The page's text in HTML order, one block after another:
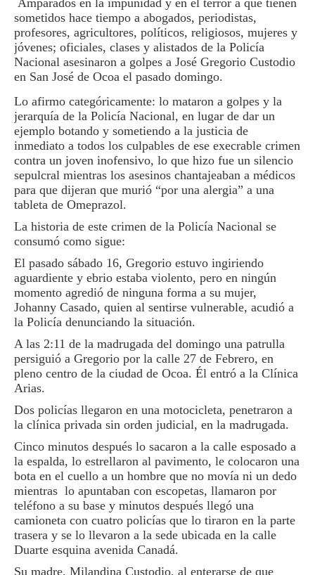
sometidos hace tiempo a abogados, periodistas,
profesores, agricultores, políticos, religiosos, mujeres y
jóvenes; oficiales, clases y alistados de la Policía
Nacional asesinaron a golpes a José Gregorio Custodio
en San José de Ocoa el pasado domingo.
Lo afirmo categóricamente: lo mataron a golpes y la
jerarquía de la Policía Nacional, en lugar de dar un
ejemplo botando y sometiendo a la justicia de
inmediato a todos los culpables de ese execrable crimen
contra un joven inofensivo, lo que hizo fue un silencio
sepulcral mientras los asesinos chantajeaban a médicos
para que dijeran que murió “por una alergia” a una
tableta de Omeprazol.
La historia de este crimen de la Policía Nacional se
consumó como sigue:
El pasado sábado 16, Gregorio estuvo ingiriendo
aguardiente y ebrio estaba violento, pero en ningún
momento agredió de ninguna forma a su mujer,
Johanny Casado, quien al sentirse vulnerable, acudió a
la Policía denunciando la situación.
A las 2:11 de la madrugada del domingo una patrulla
persiguió a Gregorio por la calle 27 de Febrero, en
pleno centro de la ciudad de Ocoa. Él entró a la Clínica
Arias.
Dos policías llegaron en una motocicleta, penetraron a
la clínica privada sin orden judicial, en la madrugada.
Cinco minutos después lo sacaron a la calle esposado a
la espalda, lo estrellaron al pavimento, le colocaron una
bota en el cuello a un hombre que no movía ni un dedo
mientras lo apuntaban con escopetas, llamaron por
teléfono a su base y minutos después llegó una
camioneta con cuatro policías que lo tiraron en la parte
trasera y se lo llevaron a la sede ubicada en la calle
Duarte esquina avenida Canadá.
Su madre, Milandina Custodio, al enterarse de que